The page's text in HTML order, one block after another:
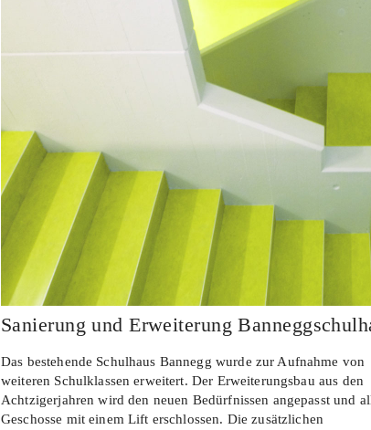
Sanierung und Erweiterung
Das bestehende Schulhaus Bannegg wurde zur Aufnahme von
weiteren Schulklassen erweitert. Der Erweiterungsbau aus den
Achtzigerjahren wird den neuen Bedürfnissen angepasst und
Geschosse mit einem Lift erschlossen. Die zusätzlichen